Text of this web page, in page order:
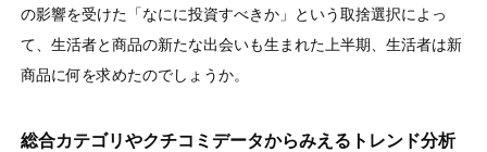
の影響を受けた「なにに投資すべきか」という取捨選択によっ
て、生活者と商品の新たな出会いも生まれた上半期、生活者は新
商品に何を求めたのでしょうか。
総合カテゴリやクチコミデータからみえるトレンド分析